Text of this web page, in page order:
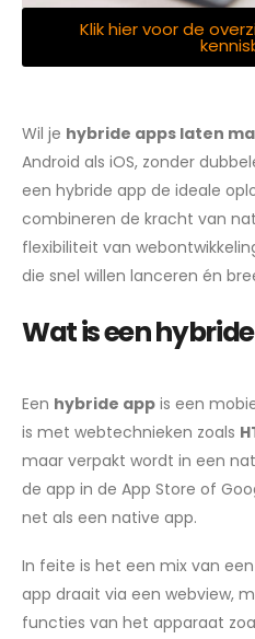
Klik hier voor de
Wil je hybride apps laten
Android als iOS, zonder
een hybride app de ideale
combineren de kracht van
flexibiliteit van
die snel willen lanceren én
Wat is een
Een hybride app is een
is met webtechnieken zoals
maar verpakt wordt in een
de app in de App Store of
net als een native app.
In feite is het een mix van
app draait via een webview,
functies van het apparaat